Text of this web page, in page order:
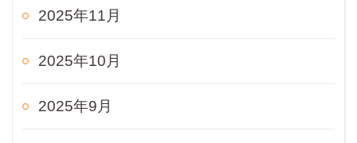
2025年11月
2025年10月
2025年9月